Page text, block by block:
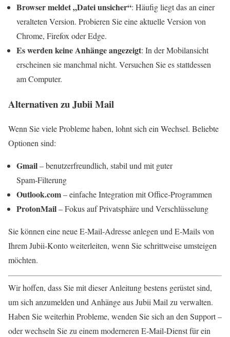
Browser meldet „Datei unsicher“: Häufig liegt das an einer
veralteten Version. Probieren Sie eine aktuelle Version von
Chrome, Firefox oder Edge.
Es werden keine Anhänge angezeigt: In der Mobilansicht
erscheinen sie manchmal nicht. Versuchen Sie es stattdessen
am Computer.
Alternativen zu Jubii Mail
Wenn Sie viele Probleme haben, lohnt sich ein Wechsel. Beliebte
Optionen sind:
Gmail– benutzerfreundlich, stabil und mit guter
Spam‑Filterung
Outlook.com– einfache Integration mit Office‑Programmen
ProtonMail– Fokus auf Privatsphäre und Verschlüsselung
Sie können eine neue E‑Mail‑Adresse anlegen und E‑Mails von
Ihrem Jubii‑Konto weiterleiten, wenn Sie schrittweise umsteigen
möchten.
Wir hoffen, dass Sie mit dieser Anleitung bestens gerüstet sind,
um sich anzumelden und Anhänge aus Jubii Mail zu verwalten.
Haben Sie weiterhin Probleme, wenden Sie sich an den Support –
oder wechseln Sie zu einem moderneren E‑Mail‑Dienst für ein